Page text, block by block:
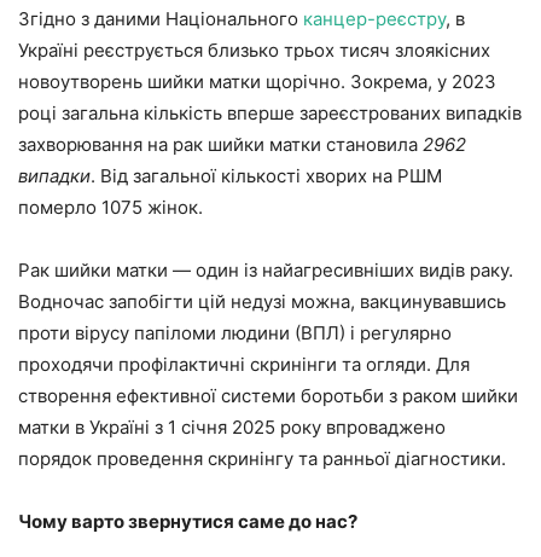
Згідно з даними Національного канцер-реєстру, в
Україні реєструється близько трьох тисяч злоякісних
новоутворень шийки матки щорічно. Зокрема, у 2023
році загальна кількість вперше зареєстрованих випадків
захворювання на рак шийки матки становила 2962
випадки. Від загальної кількості хворих на РШМ
померло 1075 жінок.
Рак шийки матки — один із найагресивніших видів раку.
Водночас запобігти цій недузі можна, вакцинувавшись
проти вірусу папіломи людини (ВПЛ) і регулярно
проходячи профілактичні скринінги та огляди. Для
створення ефективної системи боротьби з раком шийки
матки в Україні з 1 січня 2025 року впроваджено
порядок проведення скринінгу та ранньої діагностики.
Чому варто звернутися саме до нас?